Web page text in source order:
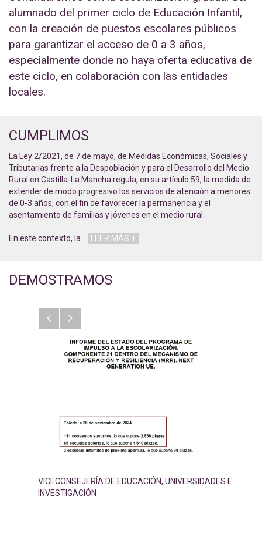
alumnado del primer ciclo de Educación Infantil,
con la creación de puestos escolares públicos
para garantizar el acceso de 0 a 3 años,
especialmente donde no haya oferta educativa de
este ciclo, en colaboración con las entidades
locales.
CUMPLIMOS
La Ley 2/2021, de 7 de mayo, de Medidas Económicas, Sociales y
Tributarias frente a la Despoblación y para el Desarrollo del Medio
Rural en Castilla-La Mancha regula, en su artículo 59, la medida de
extender de modo progresivo los servicios de atención a menores
de 0-3 años, con el fin de favorecer la permanencia y el
asentamiento de familias y jóvenes en el medio rural.
En este contexto, la… LEER MÁS +
DEMOSTRAMOS
AnteriorSiguiente
VICECONSEJERÍA DE EDUCACIÓN, UNIVERSIDADES E
INVESTIGACIÓN